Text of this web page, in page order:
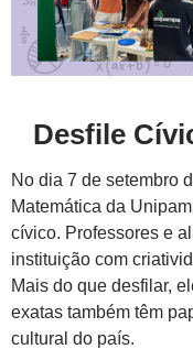
Desfile
No dia 7 de setembro
Matemática da
cívico. Professores e
instituição com
Mais do que desfilar,
exatas também têm
cultural do país.